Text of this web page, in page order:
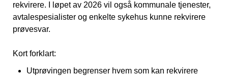
rekvirere. I løpet av 2026 vil også kommunale tjenester,
avtalespesialister og enkelte sykehus kunne rekvirere
prøvesvar.
Kort forklart:
Utprøvingen begrenser hvem som kan rekvirere